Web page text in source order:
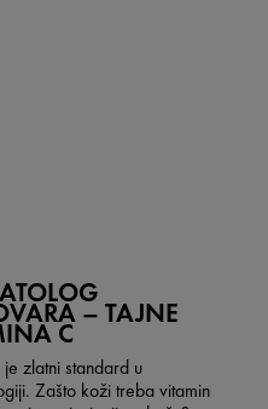
– TAJNE
C
zlatni standard u
Zašto koži treba vitamin